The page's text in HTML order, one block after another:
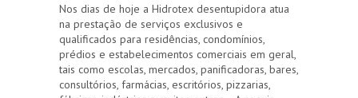
Nos dias de hoje a Hidrotex desentupidora atua
na prestação de serviços exclusivos e
qualificados para residências, condomínios,
prédios e estabelecimentos comerciais em geral,
tais como escolas, mercados, panificadoras, bares,
consultórios, farmácias, escritórios, pizzarias,